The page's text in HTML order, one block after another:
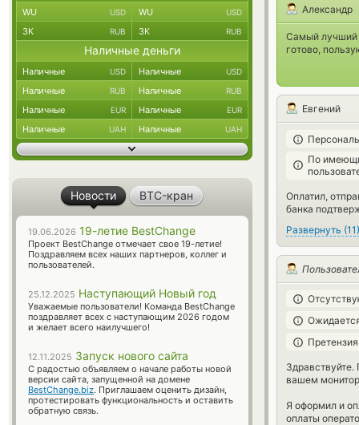
Александр
Самый лучший
готово,
Евгений
По
Оплатил,
банка
Развернуть (11)
вашем
Я оформил и
оплаты
WU USD WU USD
ЗК RUB ЗК RUB
Наличные деньги
Наличные USD Наличные USD
Наличные RUB Наличные RUB
Наличные EUR Наличные EUR
Наличные UAH Наличные UAH
Новости BTC-кран
19.06.2026 19-летие BestChange
Проект BestChange отмечает свое 19-летие!
Поздравляем всех наших партнеров, коллег и
пользователей.
25.12.2025 Наступающий Новый год
Уважаемые пользователи! Команда BestChange
поздравляет всех с наступающим 2026 годом
и желает всего наилучшего!
12.11.2025 Запуск нового сайта
С радостью объявляем о начале работы новой
версии сайта, запущенной на домене
BestChange.biz. Приглашаем оценить дизайн,
протестировать функциональность и оставить
обратную связь.